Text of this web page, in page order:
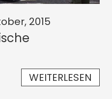
2015
WEITERLESEN